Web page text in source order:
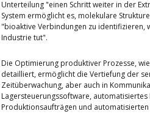
Unterteilung "einen Schritt weiter in der
System ermöglicht es, molekulare
"bioaktive Verbindungen zu identifizieren,
Industrie tut".
Die Optimierung produktiver Prozesse,
detailliert, ermöglicht die Vertiefung der
Zeitüberwachung, aber auch in
Lagersteuerungssoftware,
Produktionsaufträgen und